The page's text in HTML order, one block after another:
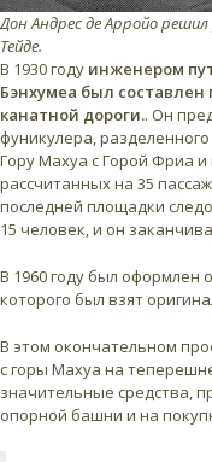
Дон Андрес де Арройо
Тейде.
В 1930 году инженером
Бэнхумеа был
канатной дороги.. Он
фуникулера,
Гору Махуа с Горой Фриа
рассчитанных на 35
последней площадки
15 человек, и он
В 1960 году был оформлен
которого был взят
В этом окончательном
с горы Махуа на
значительные средства,
опорной башни и на